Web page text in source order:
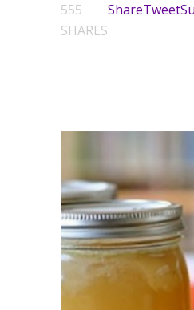
555
SHARES
ShareTweet